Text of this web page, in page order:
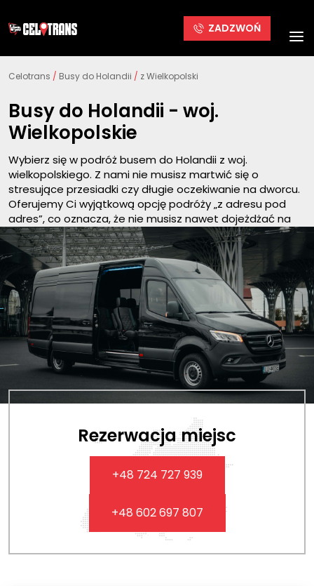
ZADZWOŃ
Celotrans / Busy do Holandii / z Wielkopolski
Busy do Holandii - woj.
Wielkopolskie
Wybierz się w podróż busem do Holandii z woj.
wielkopolskiego. Z nami nie musisz martwić się o
stresujące przesiadki czy długie oczekiwanie na dworcu.
Oferujemy Ci wyjątkową opcję podróży „z adresu pod
adres”, co oznacza, że nie musisz nawet dojeżdżać na
dworzec, aby rozpocząć przygodę z nami. Nasze busy
marki Mercedes Sprinter, wyposażone w luksusowe
udogodnienia, takie jak klimatyzacja, telewizor, wygodne
fotele i gniazdka do ładowania, zapewnią Ci komfort na
najwyższym poziomie.
Rezerwacja miejsc
+48 724 727 939
+48 602 697 807